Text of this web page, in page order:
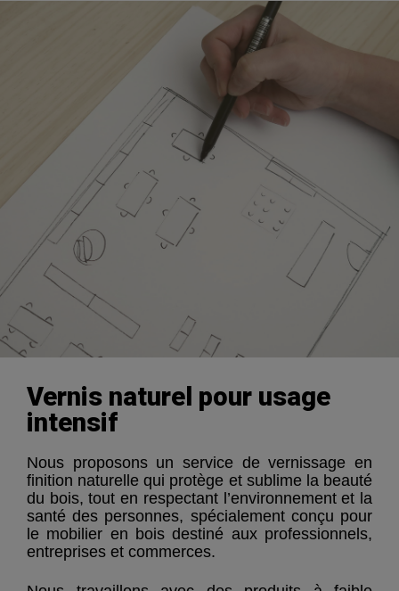
Vernis naturel pour usage
intensif
Nous proposons un service de vernissage en
finition naturelle qui protège et sublime la beauté
du bois, tout en respectant l’environnement et la
santé des personnes, spécialement conçu pour
le mobilier en bois destiné aux professionnels,
entreprises et commerces.